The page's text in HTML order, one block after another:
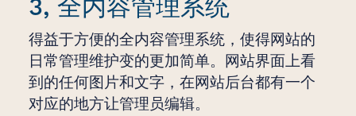
3, 全内容管理系统
得益于方便的全内容管理系统，使得网站的
日常管理维护变的更加简单。网站界面上看
到的任何图片和文字，在网站后台都有一个
对应的地方让管理员编辑。